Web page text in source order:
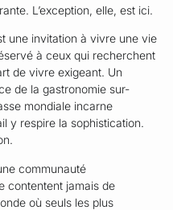
L’exception, elle, est ici.
une invitation à vivre une vie
à ceux qui recherchent
de vivre exigeant. Un
de la gastronomie sur-
mondiale incarne
y respire la sophistication.
communauté
contentent jamais de
où seuls les plus